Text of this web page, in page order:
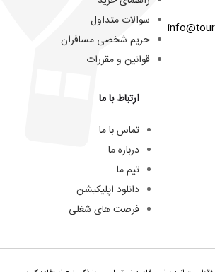
سوالات متداول
حریم شخصی مسافران
قوانین و مقررات
ارتباط با ما
تماس با ما
درباره ما
تیم ما
دانلود اپلیکیشن
فرصت های شغلی